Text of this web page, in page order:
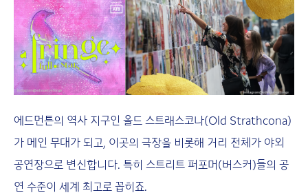
에드먼튼의 역사 지구인 올드 스트래스코나(Old Strathcona)
가 메인 무대가 되고, 이곳의 극장을 비롯해 거리 전체가 야외
공연장으로 변신합니다. 특히 스트리트 퍼포머(버스커)들의 공
연 수준이 세계 최고로 꼽히죠.